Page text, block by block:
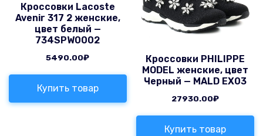
Кроссовки Lacoste
Avenir 317 2 женские,
цвет белый —
734SPW0002
5490.00₽
Купить товар
Кроссовки PHILIPPE
MODEL женские, цвет
Черный — MALD EX03
27930.00₽
Купить товар